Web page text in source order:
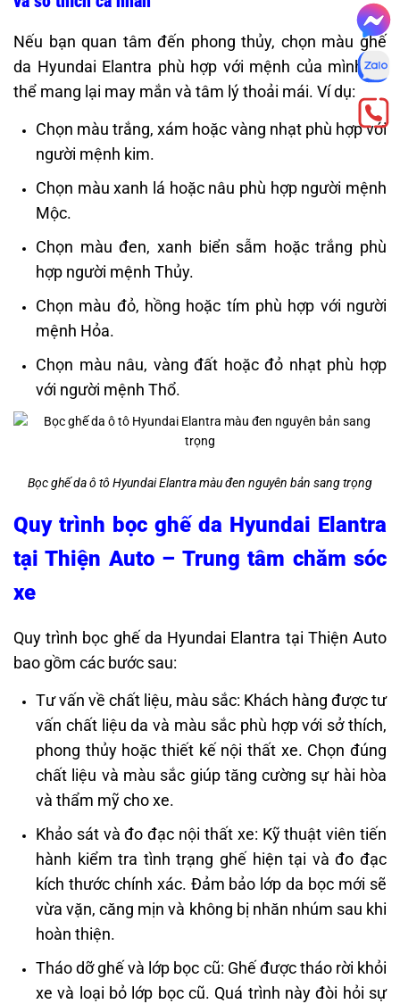
Nếu bạn quan tâm đến phong thủy, chọn màu ghế
da Hyundai Elantra phù hợp với mệnh của mình có
thể mang lại may mắn và tâm lý thoải mái. Ví dụ:
Chọn màu trắng, xám hoặc vàng nhạt phù hợp với
người mệnh kim.
Chọn màu xanh lá hoặc nâu phù hợp người mệnh
Mộc.
Chọn màu đen, xanh biển sẫm hoặc trắng phù
hợp người mệnh Thủy.
Chọn màu đỏ, hồng hoặc tím phù hợp với người
mệnh Hỏa.
Chọn màu nâu, vàng đất hoặc đỏ nhạt phù hợp
với người mệnh Thổ​.
Bọc ghế da ô tô Hyundai Elantra màu đen nguyên bản sang trọng
Quy trình bọc ghế da Hyundai Elantra
tại Thiện Auto – Trung tâm chăm sóc
xe
​Quy trình bọc ghế da Hyundai Elantra tại Thiện Auto
bao gồm các bước sau:​
Tư vấn về chất liệu, màu sắc: Khách hàng được tư
vấn chất liệu da và màu sắc phù hợp với sở thích,
phong thủy hoặc thiết kế nội thất xe. Chọn đúng
chất liệu và màu sắc giúp tăng cường sự hài hòa
và thẩm mỹ cho xe. ​
Khảo sát và đo đạc nội thất xe: Kỹ thuật viên tiến
hành kiểm tra tình trạng ghế hiện tại và đo đạc
kích thước chính xác. Đảm bảo lớp da bọc mới sẽ
vừa vặn, căng mịn và không bị nhăn nhúm sau khi
hoàn thiện. ​
Tháo dỡ ghế và lớp bọc cũ: Ghế được tháo rời khỏi
xe và loại bỏ lớp bọc cũ. Quá trình này đòi hỏi sự